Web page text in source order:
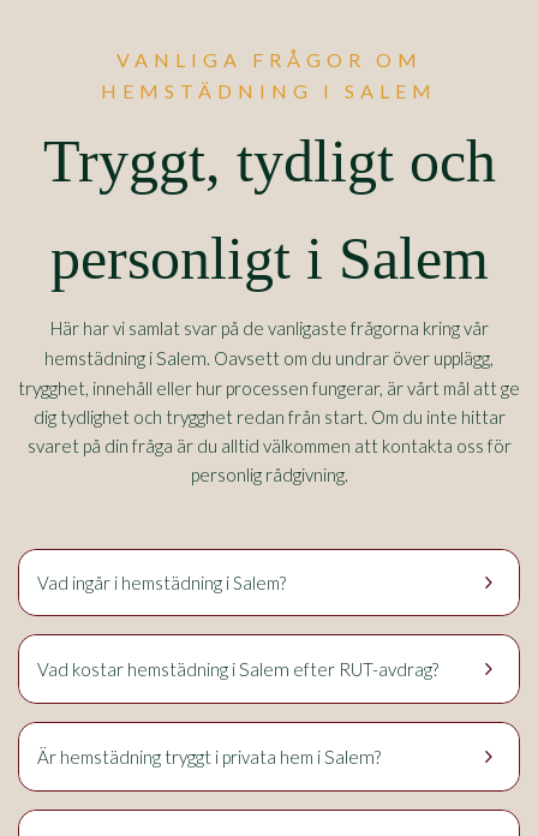
VANLIGA FRÅGOR OM
HEMSTÄDNING I SALEM
Tryggt, tydligt och
personligt i Salem
Här har vi samlat svar på de vanligaste frågorna kring vår
hemstädning iSalem. Oavsett om du undrar över upplägg,
trygghet, innehåll eller hur processen fungerar, är vårt mål att ge
dig tydlighet och trygghet redan från start. Om du inte hittar
svaret på din fråga är du alltid välkommen att kontakta oss för
personlig rådgivning.
keyboard_arrow_right
Vad ingår i hemstädning i Salem?
keyboard_arrow_right
Vad kostar hemstädning iSalem efter RUT-avdrag?
keyboard_arrow_right
Är hemstädning tryggt i privata hem iSalem?